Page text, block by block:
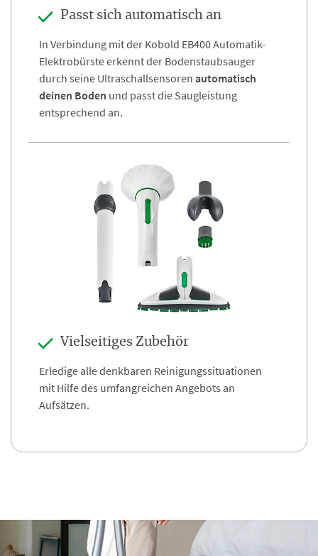
Passt sich automatisch an
In Verbindung mit der Kobold EB400 Automatik-
Elektrobürste erkennt der Bodenstaubsauger
durch seine Ultraschallsensoren automatisch
deinen Boden und passt die Saugleistung
entsprechend an.
Vielseitiges Zubehör
Erledige alle denkbaren Reinigungssituationen
mit Hilfe des umfangreichen Angebots an
Aufsätzen.